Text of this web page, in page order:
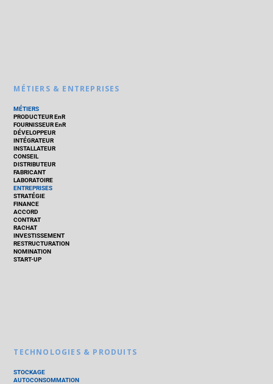
MÉTIERS & ENTREPRISES
MÉTIERS
PRODUCTEUR EnR
FOURNISSEUR EnR
DÉVELOPPEUR
INTÉGRATEUR
INSTALLATEUR
CONSEIL
DISTRIBUTEUR
FABRICANT
LABORATOIRE
ENTREPRISES
STRATÉGIE
FINANCE
ACCORD
CONTRAT
RACHAT
INVESTISSEMENT
RESTRUCTURATION
NOMINATION
START-UP
TECHNOLOGIES & PRODUITS
STOCKAGE
AUTOCONSOMMATION